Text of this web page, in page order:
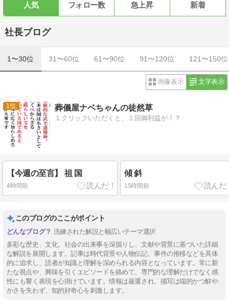
人気 フォロー数 急上昇 新着
社長ブログ
1〜30位 31〜60位 61〜90位 91〜120位 121〜150位
画像表示 文字表示
1 葬儀屋ナベちゃんの徒然草
１クリックいただくと、１回御利益が！？
【今週の至言】 祖 国
4時間前
傾 斜
15時間前
このブログのここがポイント
洗練された解説と幅広いテーマ選択
多彩な歴史、文化、社会の出来事を深掘りし、文献や背景に基づいた詳細
な解説を展開します。記事は時代背景や人物伝記、事件の推移などを具体
的に追求し、読者が知識と理解を深められる内容となっています。常に新
たな視点や、興味を引くエピソードを絡めて、専門的な理解だけでなく感
性にも響く表現を心掛けています。情報は厳選され、描写は端的かつ鮮や
かさを失わず、知的好奇心を刺激します。